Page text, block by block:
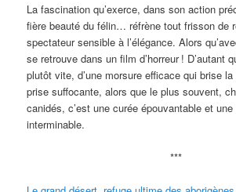
La fascination qu’exerce, dans son action
fière beauté du félin… réfrène tout frisson de
spectateur sensible à l’élégance. Alors
se retrouve dans un film d’horreur ! D’autant
plutôt vite, d’une morsure efficace qui brise
prise suffocante, alors que le plus souvent,
canidés, c’est une curée épouvantable et
interminable.
***